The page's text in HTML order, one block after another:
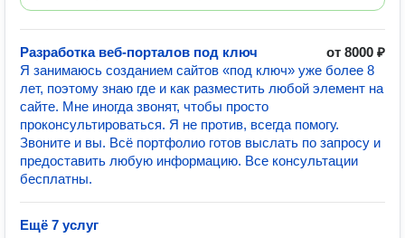
Разработка веб-порталов под ключ
от 8000 ₽
Я занимаюсь созданием сайтов «под ключ» уже более 8
лет, поэтому знаю где и как разместить любой элемент на
сайте. Мне иногда звонят, чтобы просто
проконсультироваться. Я не против, всегда помогу.
Звоните и вы. Всё портфолио готов выслать по запросу и
предоставить любую информацию. Все консультации
бесплатны.
Ещё 7 услуг